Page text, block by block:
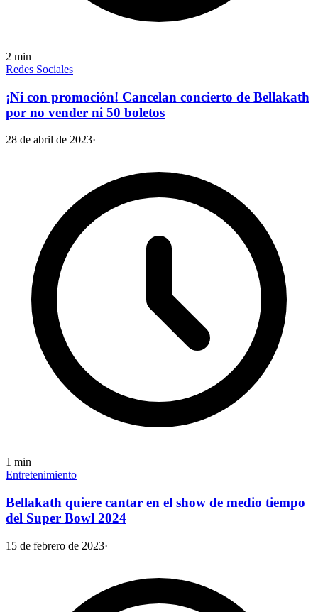
2 min
Redes Sociales
¡Ni con promoción! Cancelan concierto de Bellakath
por no vender ni 50 boletos
28 de abril de 2023·
1 min
Entretenimiento
Bellakath quiere cantar en el show de medio tiempo
del Super Bowl 2024
15 de febrero de 2023·